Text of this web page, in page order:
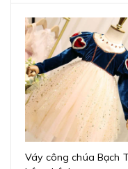
Váy công chúa Bạch